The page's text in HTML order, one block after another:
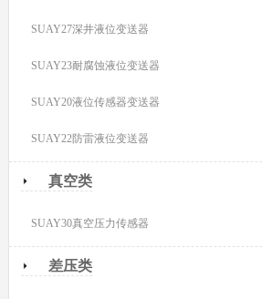
SUAY27深井液位变送器
SUAY23耐腐蚀液位变送器
SUAY20液位传感器变送器
SUAY22防雷液位变送器
真空类
SUAY30真空压力传感器
差压类